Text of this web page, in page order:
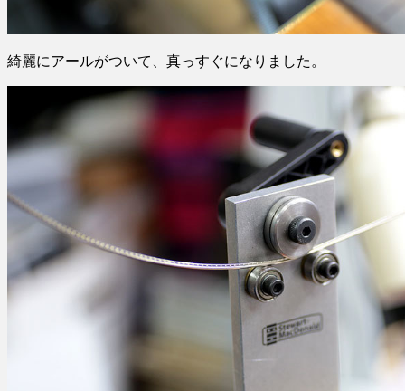
綺麗にアールがついて、真っすぐになりました。